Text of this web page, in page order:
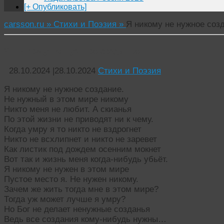
[+ Опубликовать]
carsson.ru » Стихи и Поэзия » Я никому не нужное
28.10.2024 |28.10.2024 Стихи и Поэзия
Я никому не нужное создание.
Не нужный в этом мире никому
Никто меня не любит. А скианья
По этой жизни не приводят ни к чему.
Когда умру я то никто не вздрогнет
Никто не всхлипнет и никто не заревет
Как листик под дождем осенним мокнет
Вот так и жизнь меня когда-нибудь убьёт.
Я никому не нужен в этом мире
Пустое место я. Не нужен никому.
Зачем же жить тогда мне в этом мире?
Тогда уж может лучше я умру?
Но Бог не делает ненужные созданья
Ведь все создания кому-нибудь нужны…